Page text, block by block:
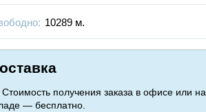
10289 м.
Стоимость получения заказа в офисе или на
— бесплатно.